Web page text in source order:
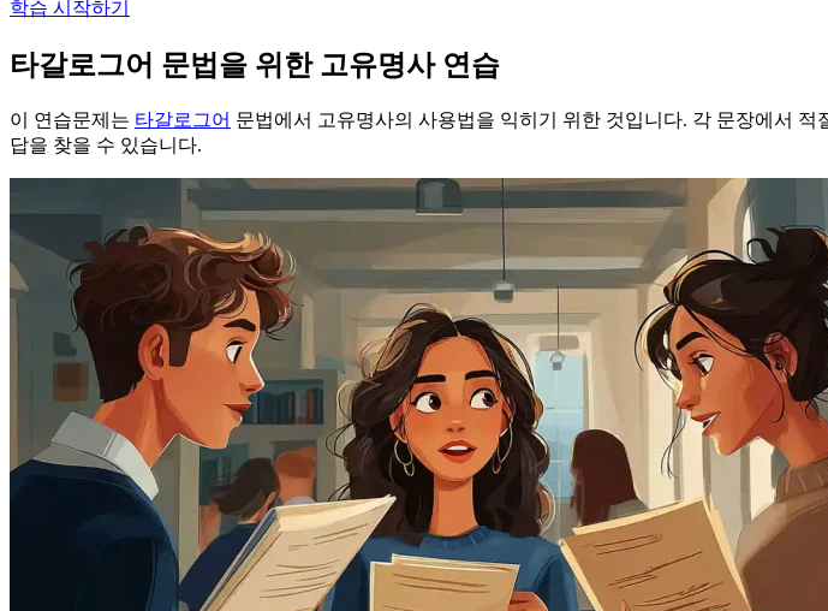
학습 시작하기
타갈로그어 문법을 위한 고유명사 연습
이 연습문제는 타갈로그어 문법에서 고유명사의 사용법을 익히기 위한 것입니다. 각 문장에서
답을 찾을 수 있습니다.